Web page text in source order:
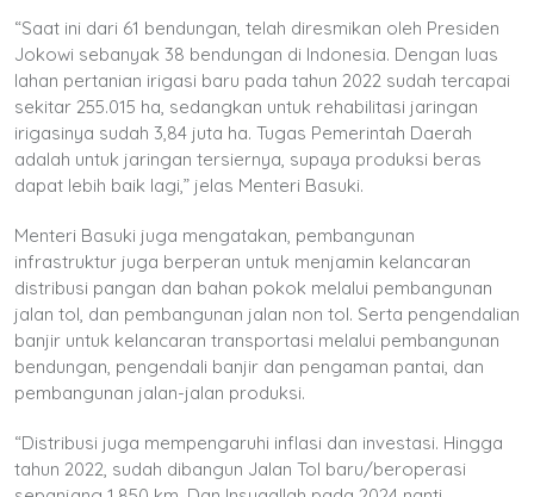
“Saat ini dari 61 bendungan, telah diresmikan oleh Presiden
Jokowi sebanyak 38 bendungan di Indonesia. Dengan luas
lahan pertanian irigasi baru pada tahun 2022 sudah tercapai
sekitar 255.015 ha, sedangkan untuk rehabilitasi jaringan
irigasinya sudah 3,84 juta ha. Tugas Pemerintah Daerah
adalah untuk jaringan tersiernya, supaya produksi beras
dapat lebih baik lagi,” jelas Menteri Basuki.
Menteri Basuki juga mengatakan, pembangunan
infrastruktur juga berperan untuk menjamin kelancaran
distribusi pangan dan bahan pokok melalui pembangunan
jalan tol, dan pembangunan jalan non tol. Serta pengendalian
banjir untuk kelancaran transportasi melalui pembangunan
bendungan, pengendali banjir dan pengaman pantai, dan
pembangunan jalan-jalan produksi.
“Distribusi juga mempengaruhi inflasi dan investasi. Hingga
tahun 2022, sudah dibangun Jalan Tol baru/beroperasi